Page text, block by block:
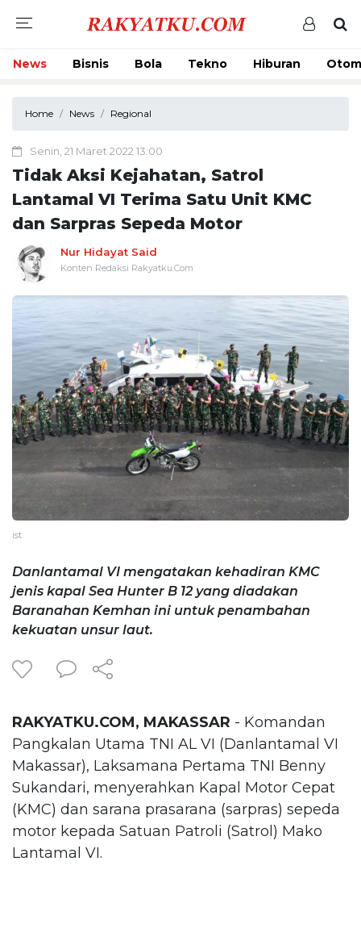
News Bisnis Bola Tekno Hiburan
Home News Regional
Senin, 21 Maret 2022 13:00
Tidak Aksi Kejahatan, Satrol
Lantamal VI Terima Satu Unit KMC
dan Sarpras Sepeda Motor
Nur Hidayat Said
Konten Redaksi Rakyatku.Com
ist
Danlantamal VI mengatakan kehadiran KMC
jenis kapal Sea Hunter B 12 yang diadakan
Baranahan Kemhan ini untuk penambahan
kekuatan unsur laut.
RAKYATKU.COM, MAKASSAR - Komandan
Pangkalan Utama TNI AL VI (Danlantamal VI
Makassar), Laksamana Pertama TNI Benny
Sukandari, menyerahkan Kapal Motor Cepat
(KMC) dan sarana prasarana (sarpras) sepeda
motor kepada Satuan Patroli (Satrol) Mako
Lantamal VI.